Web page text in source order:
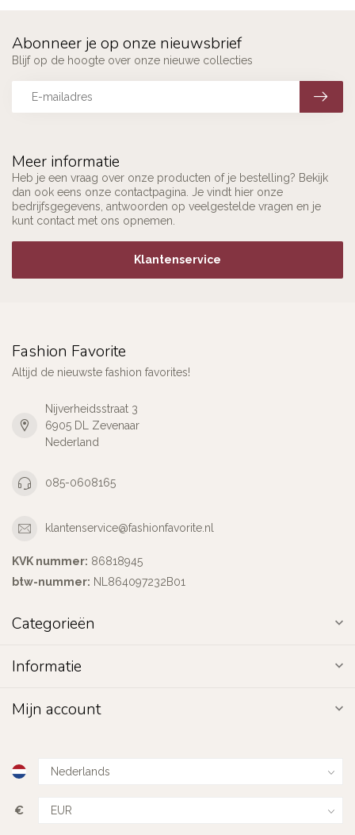
Meer informatie
Heb je een vraag over onze producten of je bestelling? Bekijk
dan ook eens onze contactpagina. Je vindt hier onze
bedrijfsgegevens, antwoorden op veelgestelde vragen en je
kunt contact met ons opnemen.
Klantenservice
Abonneer je op onze nieuwsbrief
Blijf op de hoogte over onze nieuwe collecties
Fashion Favorite
Altijd de nieuwste fashion favorites!
Nijverheidsstraat 3
6905 DL Zevenaar
Nederland
085-0608165
klantenservice@fashionfavorite.nl
KVK nummer: 86818945
btw-nummer: NL864097232B01
Categorieën
Informatie
Mijn account
€